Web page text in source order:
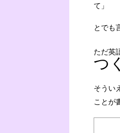
て」
とでも
ただ英
つく
そうい
ことが